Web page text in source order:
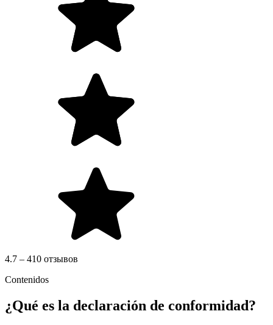
4.7 – 410 отзывов
Contenidos
¿Qué es la declaración de conformidad?